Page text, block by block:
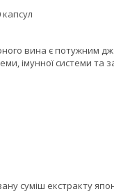
вина є потужним
імунної системи та
суміш екстракту